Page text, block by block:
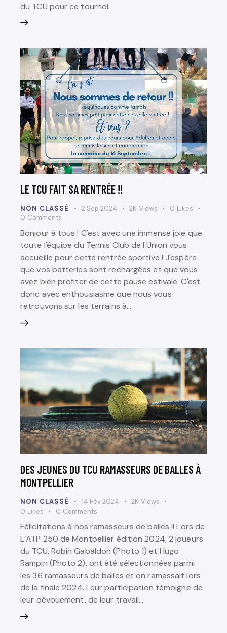
du TCU pour ce tournoi.
LE TCU FAIT SA RENTRÉE !!
NON CLASSÉ 2 Sep 2024 2K Views 0 Likes
0 Comments
Bonjour à tous ! C'est avec une immense joie que
toute l'équipe du Tennis Club de l'Union vous
accueille pour cette rentrée sportive ! J'espère
que vos batteries sont rechargées et que vous
avez bien profiter de cette pause estivale. C'est
donc avec enthousiasme que nous vous
retrouvons sur les terrains à…
DES JEUNES DU TCU RAMASSEURS DE BALLES À
MONTPELLIER
NON CLASSÉ 14 Fév 2024 2K Views
0 Likes 0 Comments
Félicitations à nos ramasseurs de balles !! Lors de
L’ATP 250 de Montpellier édition 2024, 2 joueurs
du TCU, Robin Gabaldon (Photo 1) et Hugo
Rampin (Photo 2), ont été sélectionnées parmi
les 36 ramasseurs de balles et on ramassait lors
de la finale 2024. Leur participation témoigne de
leur dévouement, de leur travail…